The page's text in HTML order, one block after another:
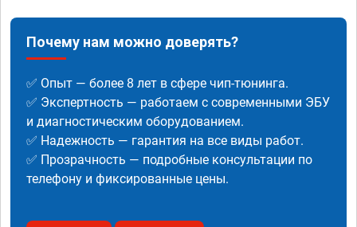
Почему нам можно доверять?
✅ Опыт — более 8 лет в сфере чип-тюнинга.
✅ Экспертность — работаем с современными ЭБУ
и диагностическим оборудованием.
✅ Надежность — гарантия на все виды работ.
✅ Прозрачность — подробные консультации по
телефону и фиксированные цены.